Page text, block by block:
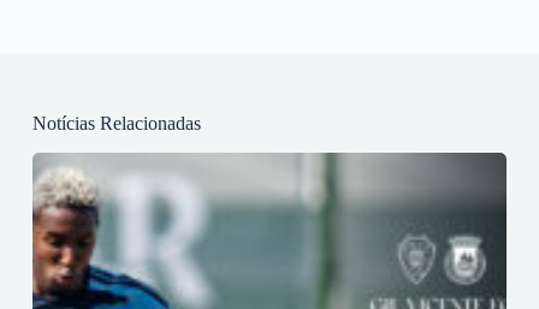
Notícias Relacionadas